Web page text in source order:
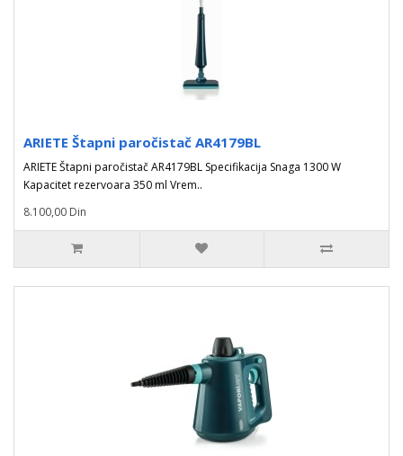
ARIETE Štapni paročistač AR4179BL
ARIETE Štapni paročistač AR4179BL Specifikacija Snaga 1300 W
Kapacitet rezervoara 350 ml Vrem..
8.100,00 Din